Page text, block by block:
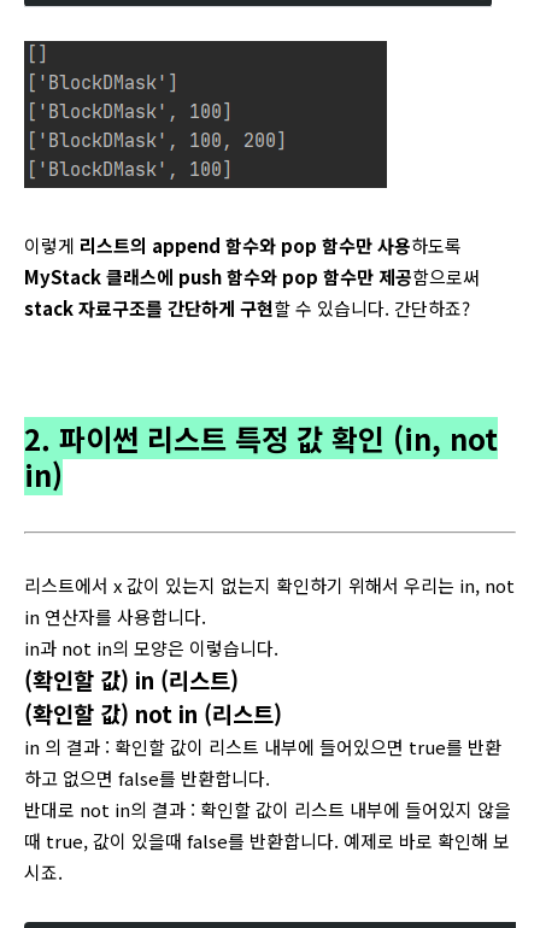
이렇게 리스트의 append 함수와 pop 함수만 사용하도록
MyStack 클래스에 push 함수와 pop 함수만 제공함으로써
stack 자료구조를 간단하게 구현할 수 있습니다. 간단하죠?
2. 파이썬 리스트 특정 값 확인 (in, not
in)
리스트에서 x 값이 있는지 없는지 확인하기 위해서 우리는 in, not
in 연산자를 사용합니다.
in과 not in의 모양은 이렇습니다.
(확인할 값) in (리스트)
(확인할 값) not in (리스트)
in 의 결과 : 확인할 값이 리스트 내부에 들어있으면 true를 반환
하고 없으면 false를 반환합니다.
반대로 not in의 결과 : 확인할 값이 리스트 내부에 들어있지 않을
때 true, 값이 있을때 false를 반환합니다. 예제로 바로 확인해 보
시죠.